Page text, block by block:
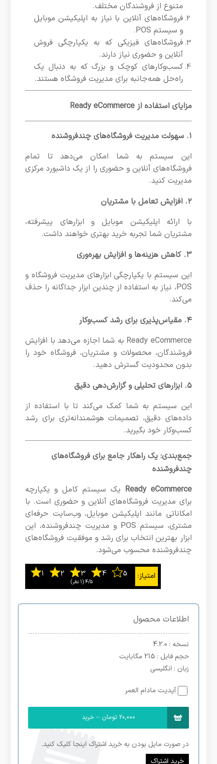
متنوع از فروشندگان مختلف.
فروشگاه‌های آنلاین با نیاز به اپلیکیشن موبایل
و سیستم POS.
فروشگاه‌های فیزیکی که به یکپارچگی فروش
آنلاین و حضوری نیاز دارند.
کسب‌وکارهای کوچک و بزرگ که به دنبال یک
راه‌حل همه‌جانبه برای مدیریت فروشگاه هستند.
مزایای استفاده از Ready eCommerce
۱. سهولت مدیریت فروشگاه‌های چندفروشنده
این سیستم به شما امکان می‌دهد تا تمام
فروشگاه‌های آنلاین و حضوری را از یک داشبورد مرکزی
مدیریت کنید.
۲. افزایش تعامل با مشتریان
با ارائه اپلیکیشن موبایل و ابزارهای پیشرفته،
مشتریان شما تجربه خرید بهتری خواهند داشت.
۳. کاهش هزینه‌ها و افزایش بهره‌وری
این سیستم با یکپارچگی ابزارهای مدیریت فروشگاه و
POS، نیاز به استفاده از چندین ابزار جداگانه را حذف
می‌کند.
۴. مقیاس‌پذیری برای رشد کسب‌وکار
Ready eCommerce به شما اجازه می‌دهد با افزایش
فروشندگان، محصولات و مشتریان، فروشگاه خود را
بدون محدودیت گسترش دهید.
۵. ابزارهای تحلیلی و گزارش‌دهی دقیق
این سیستم به شما کمک می‌کند تا با استفاده از
داده‌های دقیق، تصمیمات هوشمندانه‌تری برای رشد
کسب‌وکار خود بگیرید.
جمع‌بندی: یک راهکار جامع برای فروشگاه‌های
چندفروشنده
Ready eCommerce یک سیستم کامل و یکپارچه
برای مدیریت فروشگاه‌های آنلاین و حضوری است. با
امکاناتی مانند اپلیکیشن موبایل، وب‌سایت حرفه‌ای
مشتری، سیستم POS و مدیریت چندفروشنده، این
ابزار بهترین انتخاب برای رشد و موفقیت فروشگاه‌های
چندفروشنده محسوب می‌شود.
4/5 ‫(1 نظر)
اطلاعات محصول
نسخه : 4.2.0
حجم فایل : 215 مگابایت
زبان : انگلیسی
آپدیت مادام العمر
20,000 تومان – خرید
در صورت مایل بودن به خرید اشتراک اینجا کلیک کنید.
خرید اشتراک